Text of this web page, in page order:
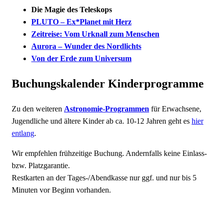
Die Magie des Teleskops
PLUTO – Ex*Planet mit Herz
Zeitreise: Vom Urknall zum Menschen
Aurora – Wunder des Nordlichts
Von der Erde zum Universum
Buchungskalender Kinderprogramme
Zu den weiteren Astronomie-Programmen für Erwachsene,
Jugendliche und ältere Kinder ab ca. 10-12 Jahren geht es hier
entlang.
Wir empfehlen frühzeitige Buchung. Andernfalls keine Einlass-
bzw. Platzgarantie.
Restkarten an der Tages-/Abendkasse nur ggf. und nur bis 5
Minuten vor Beginn vorhanden.